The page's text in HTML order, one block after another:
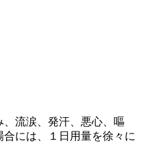
流涙、発汗、悪心、嘔
には、１日用量を徐々に